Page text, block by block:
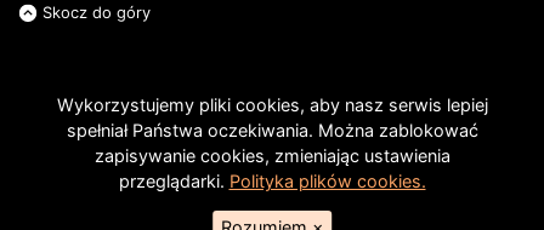
Wykorzystujemy pliki cookies, aby nasz serwis lepiej
spełniał Państwa oczekiwania. Można zablokować
zapisywanie cookies, zmieniając ustawienia
przeglądarki. Polityka plików cookies.
Skocz do góry